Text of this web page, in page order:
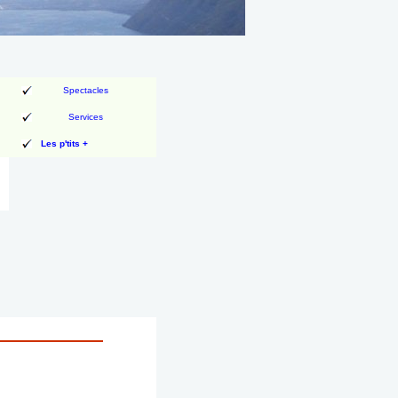
Spectacles
Services
Les p'tits +